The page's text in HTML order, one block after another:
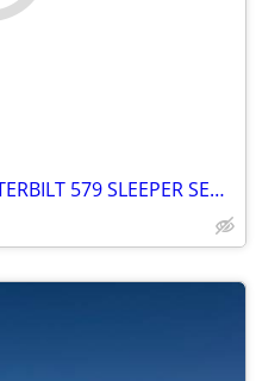
◄◄◄ FLEET 2022 & 2023 PETERBILT 579 SLEEPER SEMI TRUCKS ►►►